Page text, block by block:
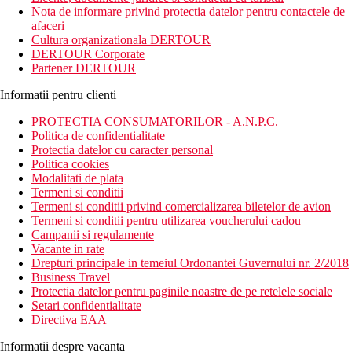
Acest hotel a fost fondat in anul 2006 si dispune de facilitati si
servicii premium. Hotelul este exclusiv pentru adulti.
Distanta
31 km distanta de Aeroportul Bodrum-Imsik
1.1 km distanta de Plaja din Gumbet
2.5 km distanta de Castelul Bodrum
Descrierea camerei
Camerele dispun de:
aer conditionat (controlat central)
uscator de par
toaleta
balcon / terasa
dus sau cada
seif
Wifi
lenjerie de pat
papuci de casa
halat de baie
minibar
TV
aparat de preparare a ceaiului/cafelei
Nota de informare privind protectia datelor pentru contactele de
afaceri
Cultura organizationala DERTOUR
DERTOUR Corporate
Partener DERTOUR
Informatii pentru clienti
PROTECTIA CONSUMATORILOR - A.N.P.C.
Politica de confidentialitate
Protectia datelor cu caracter personal
Politica cookies
Modalitati de plata
Termeni si conditii
Termeni si conditii privind comercializarea biletelor de avion
Termeni si conditii pentru utilizarea voucherului cadou
Campanii si regulamente
Vacante in rate
Drepturi principale in temeiul Ordonantei Guvernului nr. 2/2018
Business Travel
Protectia datelor pentru paginile noastre de pe retelele sociale
Setari confidentialitate
Directiva EAA
Informatii despre vacanta